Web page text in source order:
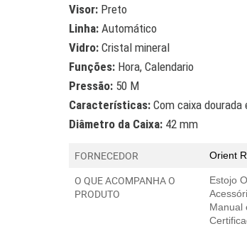
Visor: Preto
Linha: Automático
Vidro: Cristal mineral
Funções: Hora, Calendario
Pressão: 50 M
Características: Com caixa dourada
Diâmetro da Caixa: 42 mm
FORNECEDOR Orient
O QUE ACOMPANHA O
PRODUTO
Estojo
Manual